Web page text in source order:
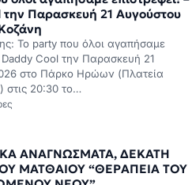
Daddy Cool την Παρασκευή 21
στο Πάρκο Ηρώων (Πλατεία
20:30 το…
ΑΝΑΓΝΩΣΜΑΤΑ, ΔΕΚΑΤΗ
ΝΕΟΥ”
ΕΥΑΓΓΕΛΙΟ (ΚΥΡΙΑΚΗ
ΤΗΝ ΔΕΚΑΤΗ ΚΥΡΙΑΚΗ
ΑΠΟΣΤΟΛΟΙ